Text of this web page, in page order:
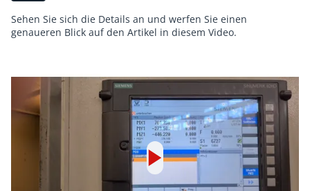
Sehen Sie sich die Details an und werfen Sie einen
genaueren Blick auf den Artikel in diesem Video.